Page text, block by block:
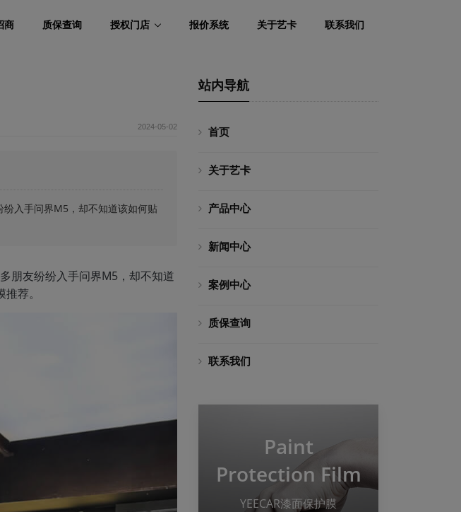
商 质保查询 授权门店 报价系统 关于艺卡 联系我们
2024-05-02
入手问界M5，却不知道该如何贴
朋友纷纷入手问界M5，却不知道
荐。
站内导航
首页
关于艺卡
产品中心
新闻中心
案例中心
质保查询
联系我们
Paint
Protection Film
YEECAR漆面保护膜